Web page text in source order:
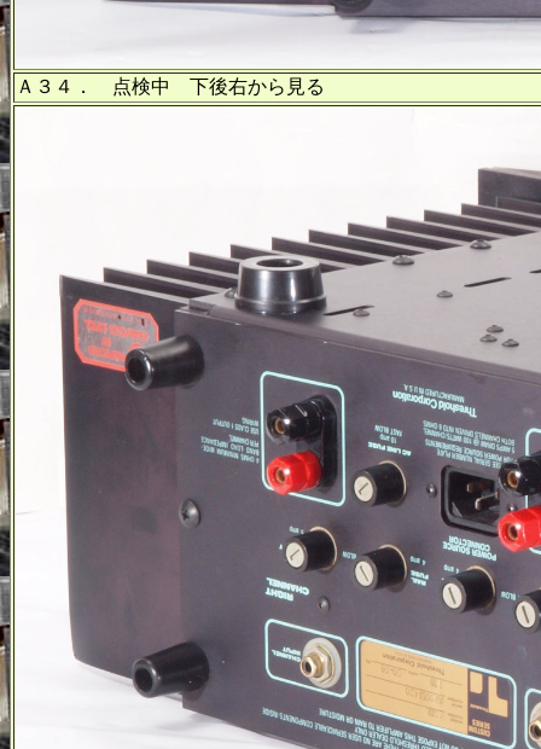
Ａ３４． 点検中 下後右から見る